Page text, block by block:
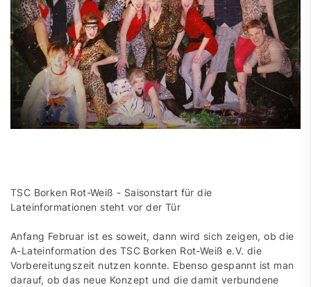
TSC Borken Rot-Weiß - Saisonstart für die
Lateinformationen steht vor der Tür
Anfang Februar ist es soweit, dann wird sich zeigen, ob die
A-Lateinformation des TSC Borken Rot-Weiß e.V. die
Vorbereitungszeit nutzen konnte. Ebenso gespannt ist man
darauf, ob das neue Konzept und die damit verbundene